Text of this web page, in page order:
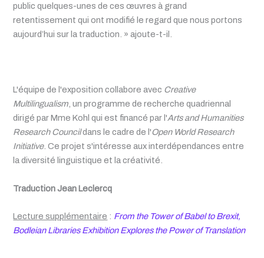
public quelques-unes de ces œuvres à grand
retentissement qui ont modifié le regard que nous portons
aujourd’hui sur la traduction. » ajoute-t-il.
L'équipe de l'exposition collabore avec Creative
Multilingualism, un programme de recherche quadriennal
dirigé par Mme Kohl qui est financé par l'Arts and Humanities
Research Councildans le cadre de l'Open World Research
Initiative. Ce projet s'intéresse aux interdépendances entre
la diversité linguistique et la créativité.
Traduction Jean Leclercq
Lecture supplémentaire : From the Tower of Babel to Brexit,
Bodleian Libraries Exhibition Explores the Power of Translation